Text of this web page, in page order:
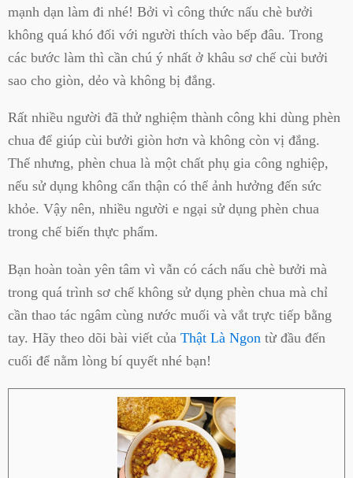
mạnh dạn làm đi nhé! Bởi vì công thức nấu chè bưởi
không quá khó đối với người thích vào bếp đâu. Trong
các bước làm thì cần chú ý nhất ở khâu sơ chế cùi bưởi
sao cho giòn, dẻo và không bị đắng.
Rất nhiều người đã thử nghiệm thành công khi dùng phèn
chua để giúp cùi bưởi giòn hơn và không còn vị đắng.
Thế nhưng, phèn chua là một chất phụ gia công nghiệp,
nếu sử dụng không cẩn thận có thể ảnh hưởng đến sức
khỏe. Vậy nên, nhiều người e ngại sử dụng phèn chua
trong chế biến thực phẩm.
Bạn hoàn toàn yên tâm vì vẫn có cách nấu chè bưởi mà
trong quá trình sơ chế không sử dụng phèn chua mà chỉ
cần thao tác ngâm cùng nước muối và vắt trực tiếp bằng
tay. Hãy theo dõi bài viết của Thật Là Ngon từ đầu đến
cuối để nằm lòng bí quyết nhé bạn!